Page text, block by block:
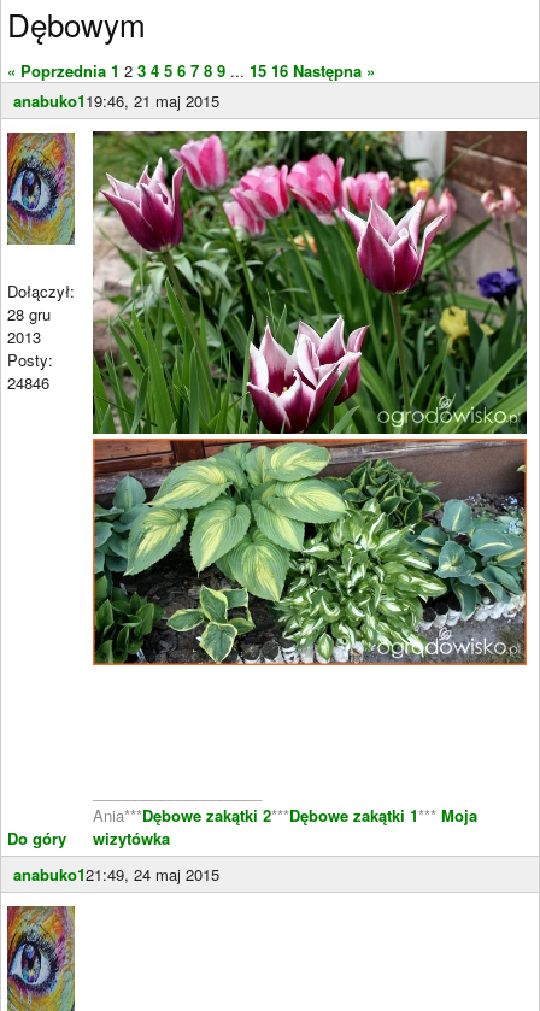
Dębowym
« Poprzednia 1 2 3 4 5 6 7 8 9 ... 15 16 Następna »
anabuko119:46, 21 maj 2015
Dołączył:
28 gru
2013
Posty:
24846
Do góry
Ania***Dębowe zakątki 2***Dębowe zakątki 1*** Moja
wizytówka
anabuko121:49, 24 maj 2015